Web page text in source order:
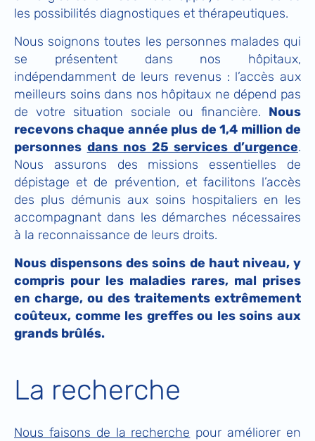
les possibilités diagnostiques et thérapeutiques.
Nous soignons toutes les personnes malades qui
se présentent dans nos hôpitaux,
indépendamment de leurs revenus : l’accès aux
meilleurs soins dans nos hôpitaux ne dépend pas
de votre situation sociale ou financière. Nous
recevons chaque année plus de 1,4 million de
personnes dans nos 25 services d’urgence.
Nous assurons des missions essentielles de
dépistage et de prévention, et facilitons l’accès
des plus démunis aux soins hospitaliers en les
accompagnant dans les démarches nécessaires
à la reconnaissance de leurs droits.
Nous dispensons des soins de haut niveau, y
compris pour les maladies rares, mal prises
en charge, ou des traitements extrêmement
coûteux, comme les greffes ou les soins aux
grands brûlés.
La recherche
Nous faisons de la recherche pour améliorer en